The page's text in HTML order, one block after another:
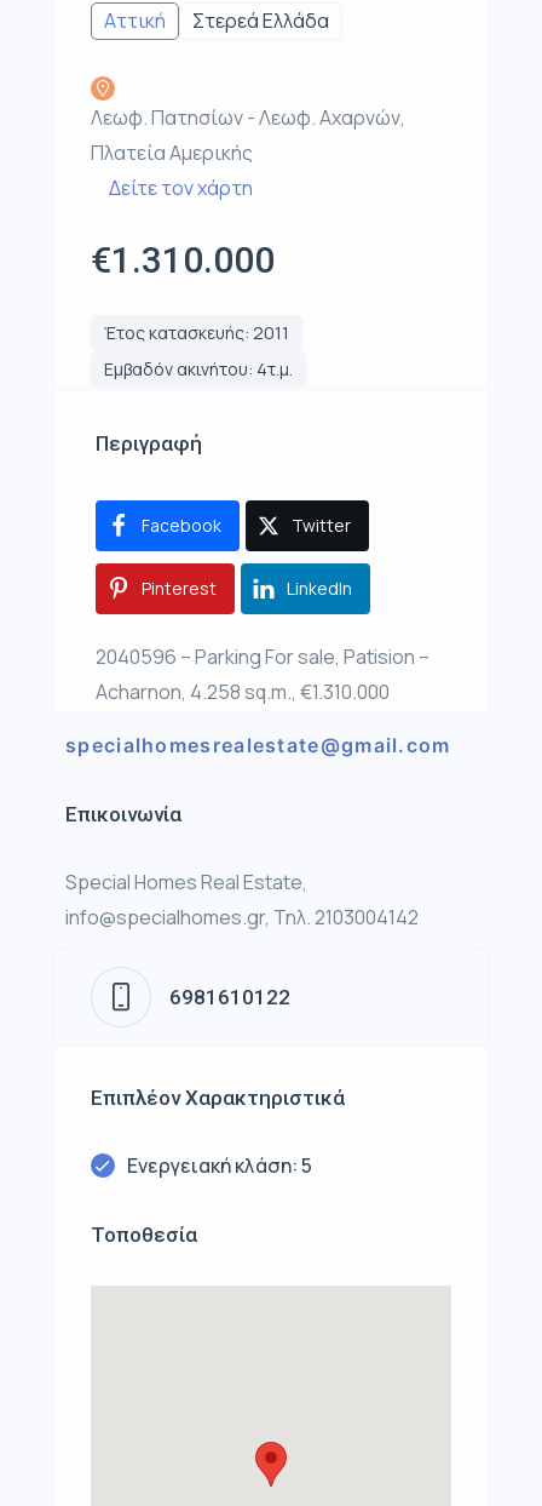
Αττική Στερεά Ελλάδα
Λεωφ. Πατησίων - Λεωφ. Αχαρνών,
Πλατεία Αμερικής
Δείτε τον χάρτη
€1.310.000
Έτος κατασκευής: 2011
Εμβαδόν ακινήτου: 4τ.μ.
Περιγραφή
Facebook Twitter
Pinterest LinkedIn
2040596 – Parking For sale, Patision –
Acharnon, 4.258 sq.m., €1.310.000
specialhomesrealestate@gmail.com
Επικοινωνία
Special Homes Real Estate,
info@specialhomes.gr, Τηλ. 2103004142
6981610122
Επιπλέον Χαρακτηριστικά
Ενεργειακή κλάση: 5
Τοποθεσία